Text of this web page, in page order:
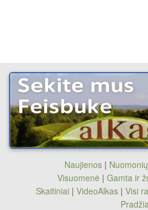
Naujienos|
Visuomenė | Gamta ir
Skaitiniai | VideoAlkas | Visi
Pradžia